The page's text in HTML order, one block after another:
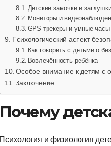
Детские замочки и заглушки
Мониторы и
GPS-трекеры и умные часы
Психологический аспект
Как говорить с детьми о
Вовлечённость ребёнка
Особое внимание к детям с
Заключение
Почему
Психология и физиология